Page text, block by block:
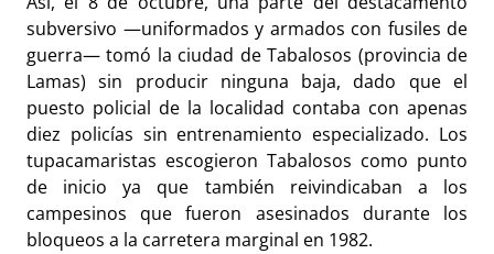
subversivo —uniformados y armados con fusiles de
guerra— tomó la ciudad de Tabalosos (provincia de
Lamas) sin producir ninguna baja, dado que el
puesto policial de la localidad contaba con apenas
diez policías sin entrenamiento especializado. Los
tupacamaristas escogieron Tabalosos como punto
de inicio ya que también reivindicaban a los
campesinos que fueron asesinados durante los
bloqueos a la carretera marginal en 1982.